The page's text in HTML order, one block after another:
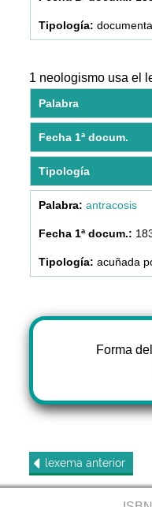
1 neologismo usa el
Palabra
Fecha 1ª docum.
Tipología
antracosis
acuñada
Forma
lexema anterior